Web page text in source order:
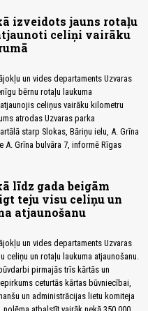
izveidots jauns rotaļu
celiņi vairāku
un vides departaments Uzvaras
bērnu rotaļu laukuma
celiņus vairāku kilometru
atrodas Uzvaras parka
starp Slokas, Bāriņu ielu, A. Grīna
A. Grīna bulvāra 7, informē Rīgas
līdz gada beigām
teju visu celiņu un
atjaunošanu
un vides departaments Uzvaras
celiņu un rotaļu laukuma atjaunošanu.
pirmajās trīs kārtās un
ceturtās kārtas būvniecībai,
un administrācijas lietu komiteja